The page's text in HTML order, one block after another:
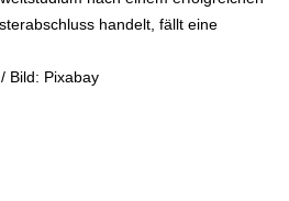
handelt, fällt eine
Bild: Pixabay